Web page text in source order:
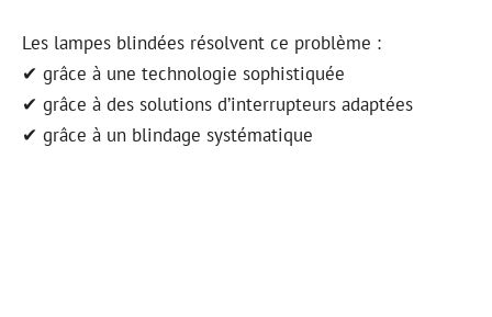
Les lampes blindées résolvent ce problème :
✔ grâce à une technologie sophistiquée
✔ grâce à des solutions d’interrupteurs adaptées
✔ grâce à un blindage systématique